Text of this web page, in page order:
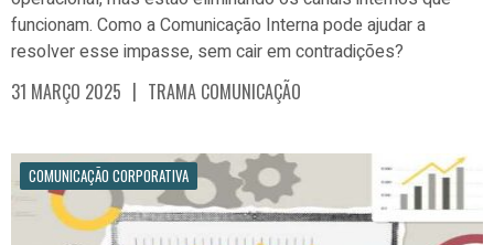
funcionam. Como a Comunicação Interna pode ajudar a
resolver esse impasse, sem cair em contradições?
31 MARÇO 2025 | TRAMA COMUNICAÇÃO
COMUNICAÇÃO CORPORATIVA